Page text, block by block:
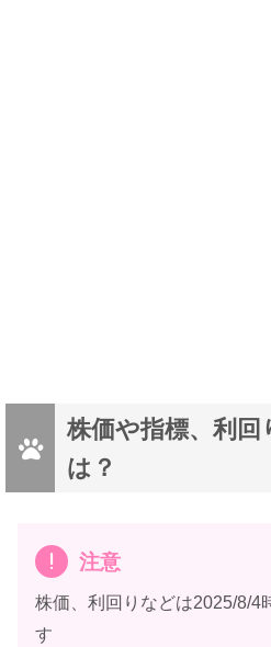
株価や指標、利回
は？
注意
株価、利回りなどは2025/8/4
す